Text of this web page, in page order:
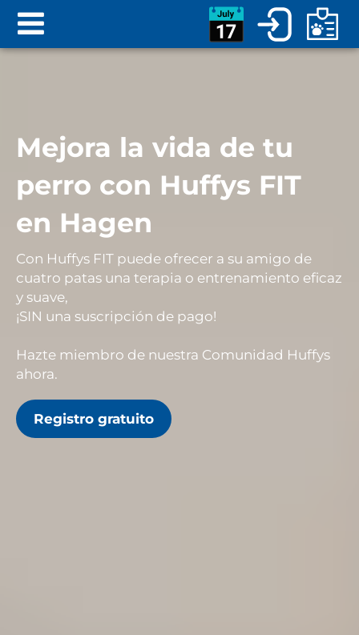
Mejora la vida de tu
perro con Huffys FIT
en Hagen
Con Huffys FIT puede ofrecer a su amigo de
cuatro patas una terapia o entrenamiento eficaz
y suave,
¡SIN una suscripción de pago!
Hazte miembro de nuestra Comunidad Huffys
ahora.
Registro gratuito